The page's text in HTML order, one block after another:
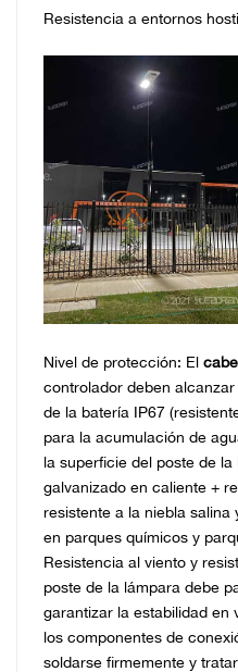
Resistencia a entornos
Nivel de protección: El
controlador deben
de la batería IP67
para la acumulación de
la superficie del poste de
galvanizado en caliente +
resistente a la niebla
en parques químicos y
Resistencia al viento y
poste de la lámpara debe
garantizar la estabilidad en
los componentes de
soldarse firmemente y